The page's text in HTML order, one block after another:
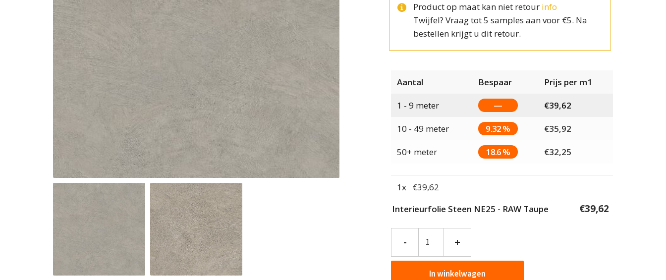
Product op maat kan niet retour info
Twijfel? Vraag tot 5 samples aan voor €5. Na
bestellen krijgt u dit retour.
Aantal Bespaar Prijs per m1
1 - 9 meter — €39,62
10 - 49 meter 9.32 % €35,92
50+ meter 18.6 % €32,25
1x €39,62
Interieurfolie Steen NE25 - RAW Taupe
€39,62
-
NE25
+
In winkelwagen